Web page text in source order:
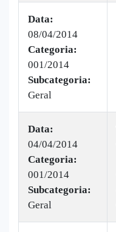
Data:
08/04/2014
Categoria:
001/2014
Subcategoria:
Geral
Data:
04/04/2014
Categoria:
001/2014
Subcategoria:
Geral